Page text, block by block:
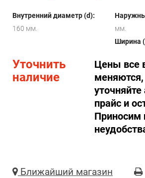
Внутренний диаметр (d):
160 мм.
мм.
Ширина
Уточнить
наличие
Цены все
меняются,
прайс и
Приносим
Ближайший магазин